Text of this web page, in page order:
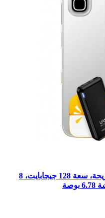
موبايل إنفينيكس هوت 70 ثنائي الشريحة، سعة 128 جيجابايت، 8